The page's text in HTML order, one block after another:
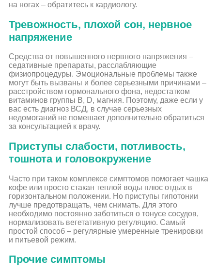
на ногах – обратитесь к кардиологу.
Тревожность, плохой сон, нервное
напряжение
Средства от повышенного нервного напряжения –
седативные препараты, расслабляющие
физиопроцедуры. Эмоциональные проблемы также
могут быть вызваны и более серьезными причинами –
расстройством гормонального фона, недостатком
витаминов группы В, D, магния. Поэтому, даже если у
вас есть диагноз ВСД, в случае серьезных
недомоганий не помешает дополнительно обратиться
за консультацией к врачу.
Приступы слабости, потливость,
тошнота и головокружение
Часто при таком комплексе симптомов помогает чашка
кофе или просто стакан теплой воды плюс отдых в
горизонтальном положении. Но приступы гипотонии
лучше предотвращать, чем снимать. Для этого
необходимо постоянно заботиться о тонусе сосудов,
нормализовать вегетативную регуляцию. Самый
простой способ – регулярные умеренные тренировки
и питьевой режим.
Прочие симптомы